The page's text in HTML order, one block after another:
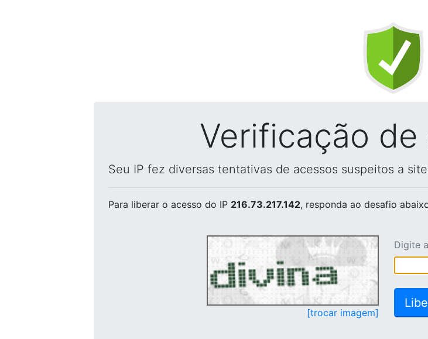
Verificação de
Seu IP fez diversas tentativas de acessos suspeitos a
Para liberar o acesso do IP 216.73.217.142, responda ao desafio
[trocar imagem]
Digite